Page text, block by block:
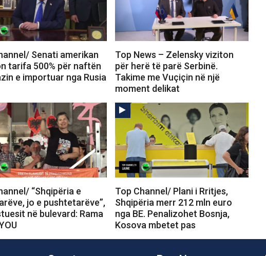
Senati amerikan
tarifa 500% për naftën
e importuar nga Rusia
Top News – Zelensky viziton
për herë të parë Serbinë.
Takime me Vuçiçin në një
moment delikat
“Shqipëria e
jo e pushtetarëve”,
në bulevard: Rama
Top Channel/ Plani i Rritjes,
Shqipëria merr 212 mln euro
nga BE. Penalizohet Bosnja,
Kosova mbetet pas